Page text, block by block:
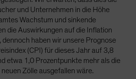
und Unternehmen in die Höhe
Wachstum und sinkende
die Auswirkungen auf die Inflation
dennoch haben wir unsere Prognose
(CPI) für dieses Jahr auf 3,8
etwa 1,0 Prozentpunkte mehr als die
Zölle ausgefallen wäre.